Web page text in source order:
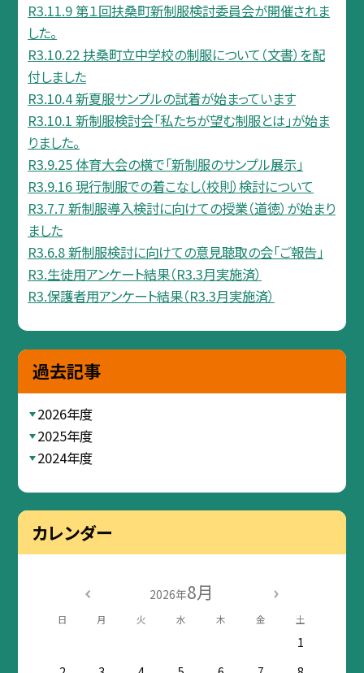
R3.11.9 第１回扶桑町新制服検討委員会が開催されま
した。
R3.10.22 扶桑町立中学校の制服について（文書）を配
付しました
R3.10.4 新夏服サンプルの試着が始まっています
R3.10.1 新制服検討会「私たちが望む制服とは」が始ま
りました。
R3.9.25 体育大会の横で「新制服のサンプル展示」
R3.9.16 現行制服での着こなし（校則）検討について
R3.7.7 新制服導入検討に向けての授業（道徳）が始まり
ました
R3.6.8 新制服検討に向けての意見聴取の会「ご報告」
R3.生徒用アンケート結果（R3.3月実施済）
R3.保護者用アンケート結果（R3.3月実施済）
過去記事
2026年度
2025年度
2024年度
カレンダー
2026年8月
日 月 火 水 木 金 土
1